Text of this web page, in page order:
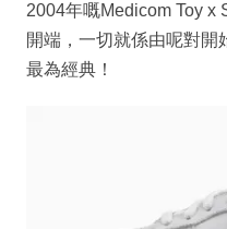
2004年嘅Medicom Toy x
開端，一切就係由呢對開
最為經典！